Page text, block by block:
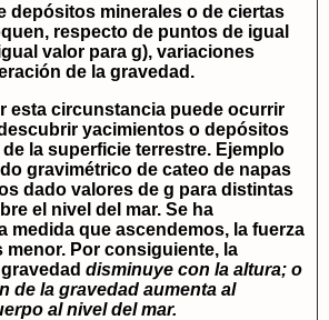
depósitos minerales o de ciertas
respecto de puntos de igual
valor para g), variaciones
de la gravedad.
esta circunstancia puede ocurrir
yacimientos o depósitos
la superficie terrestre. Ejemplo
gravimétrico de cateo de napas
dado valores de g para distintas
el nivel del mar. Se ha
medida que ascendemos, la fuerza
menor. Por consiguiente, la
disminuye con la altura; o
de la gravedad aumenta al
al nivel del mar.